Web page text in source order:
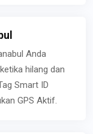
Anda
hilang dan
Smart ID
GPS Aktif.